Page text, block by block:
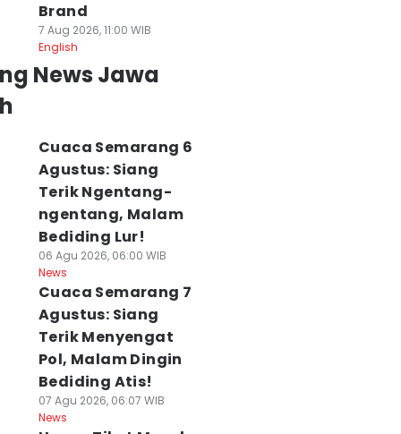
Brand
7 Aug 2026, 11:00 WIB
English
News Jawa
Cuaca Semarang 6
Agustus: Siang
Terik Ngentang-
ngentang, Malam
Bediding Lur!
06 Agu 2026, 06:00 WIB
News
Cuaca Semarang 7
Agustus: Siang
Terik Menyengat
Pol, Malam Dingin
Bediding Atis!
07 Agu 2026, 06:07 WIB
News